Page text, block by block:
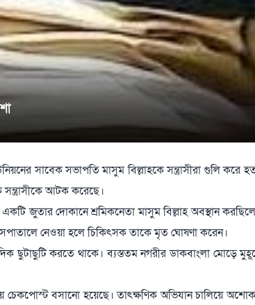
সাবেক সভাপতি মাসুম বিল্লাহকে সন্ত্রাসীরা গুলি করে
আটক করেছে।
একটি জুতার দোকানে শ্রমিকনেতা মাসুম বিল্লাহ অবস্থান
নেওয়া হলে চিকিৎসক তাকে মৃত ঘোষণা করেন।
করতে থাকে। ব্যস্ততম নগরীর ডাকবাংলা মোড়ে
চেকপোস্ট বসানো হয়েছে। তাৎক্ষণিক অভিযান চালিয়ে